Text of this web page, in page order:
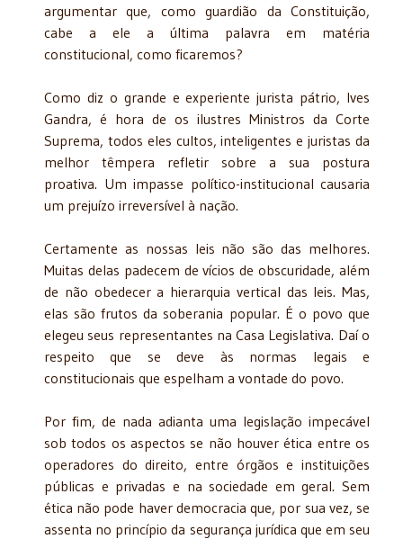
argumentar que, como guardião da Constituição,
cabe a ele a última palavra em matéria
constitucional, como ficaremos?
Como diz o grande e experiente jurista pátrio, Ives
Gandra, é hora de os ilustres Ministros da Corte
Suprema, todos eles cultos, inteligentes e juristas da
melhor têmpera refletir sobre a sua postura
proativa. Um impasse político-institucional causaria
um prejuízo irreversível à nação.
Certamente as nossas leis não são das melhores.
Muitas delas padecem de vícios de obscuridade, além
de não obedecer a hierarquia vertical das leis. Mas,
elas são frutos da soberania popular. É o povo que
elegeu seus representantes na Casa Legislativa. Daí o
respeito que se deve às normas legais e
constitucionais que espelham a vontade do povo.
Por fim, de nada adianta uma legislação impecável
sob todos os aspectos se não houver ética entre os
operadores do direito, entre órgãos e instituições
públicas e privadas e na sociedade em geral. Sem
ética não pode haver democracia que, por sua vez, se
assenta no princípio da segurança jurídica que em seu